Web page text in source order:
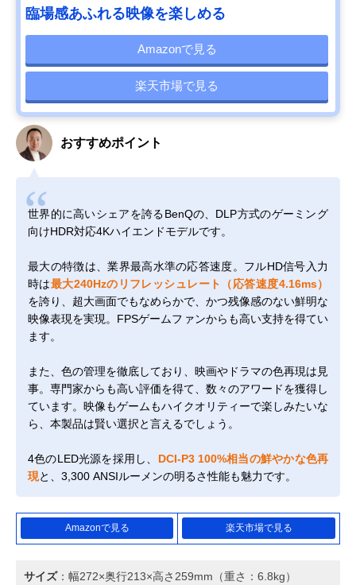
臨場感あふれる映像を楽しめる
Amazonで見る
楽天市場で見る
おすすめポイント
世界的に高いシェアを誇るBenQの、DLP方式のゲーミング
向けHDR対応4Kハイエンドモデルです。
最大の特徴は、業界最高水準の応答速度。フルHD信号入力
時は最大240Hzのリフレッシュレート（応答速度4.16ms）
を誇り、超大画面でもなめらかで、かつ残像感のない鮮明な
映像表現を実現。FPSゲームファンからも高い支持を得てい
ます。
また、色の管理を徹底しており、映画やドラマの色再現は見
事。専門家からも高い評価を得て、数々のアワードを獲得し
ています。映像もゲームもハイクオリティーで楽しみたいな
ら、本製品は賢い選択と言えるでしょう。
4色のLED光源を採用し、 DCI-P3 100%相当の鮮やかな色再
現と、3,300 ANSIルーメンの明るさ性能も魅力です。
Amazonで見る 楽天市場で見る
サイズ：幅272×奥行213×高さ259mm（重さ：6.8kg）